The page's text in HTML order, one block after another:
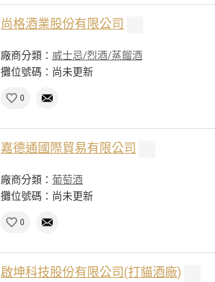
尚格酒業股份有限公司
廠商分類： 威士忌/烈酒/蒸餾酒
攤位號碼：尚未更新
0
嘉德通國際貿易有限公司
廠商分類：葡萄酒
攤位號碼：尚未更新
0
啟坤科技股份有限公司(打貓酒廠)